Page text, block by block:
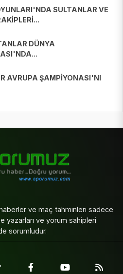
SULTANLAR VE
DÜNYA
AVRUPA ŞAMPİYONASI'NI
ve maç tahminleri sadece
yazarları ve yorum sahipleri
sorumludur.